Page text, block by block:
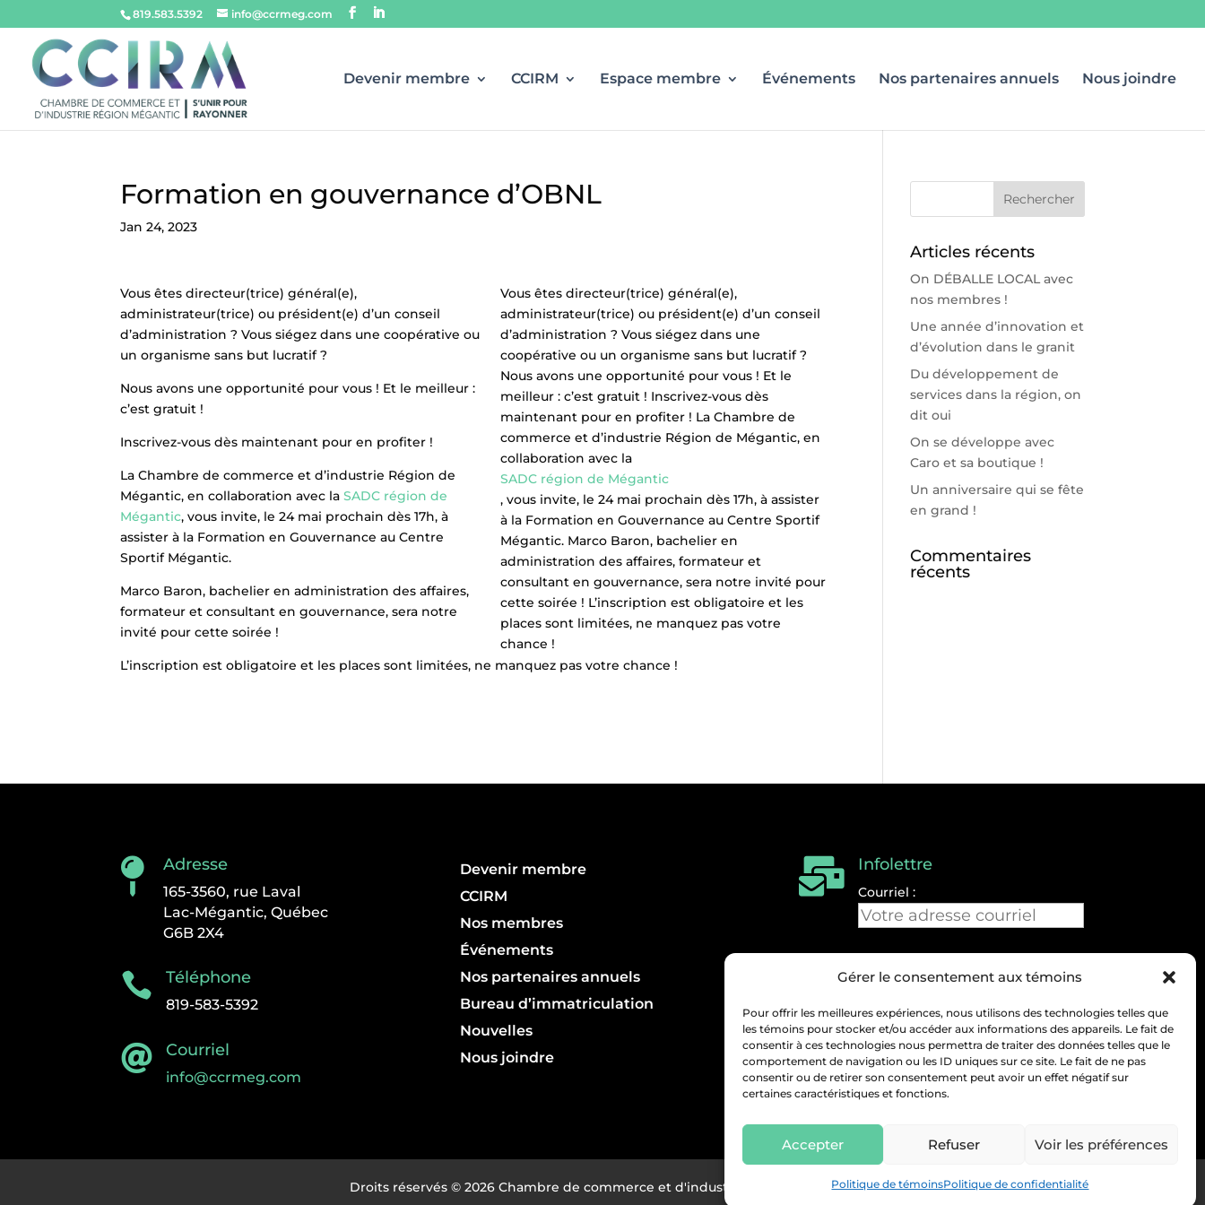
Gérer le consentement aux témoins
Pour offrir les meilleures expériences, nous utilisons des technologies telles que
les témoins pour stocker et/ou accéder aux informations des appareils. Le fait de
consentir à ces technologies nous permettra de traiter des données telles que le
comportement de navigation ou les ID uniques sur ce site. Le fait de ne pas
consentir ou de retirer son consentement peut avoir un effet négatif sur
certaines caractéristiques et fonctions.
Accepter Refuser Voir les préférences
Politique de témoinsPolitique de confidentialité
819.583.5392 info@ccrmeg.com
Devenir membre CCIRM Espace membre Événements Nos partenaires annuels Nous joindre
Formation en gouvernance d’OBNL
Jan 24, 2023
Vous êtes directeur(trice) général(e),
administrateur(trice) ou président(e) d’un conseil
d’administration ? Vous siégez dans une
coopérative ou un organisme sans but lucratif ?
Nous avons une opportunité pour vous ! Et le
meilleur : c’est gratuit ! Inscrivez-vous dès
maintenant pour en profiter ! La Chambre de
commerce et d’industrie Région de Mégantic, en
collaboration avec la
SADC région de Mégantic
, vous invite, le 24 mai prochain dès 17h, à assister
à la Formation en Gouvernance au Centre Sportif
Mégantic. Marco Baron, bachelier en
administration des affaires, formateur et
consultant en gouvernance, sera notre invité pour
cette soirée ! L’inscription est obligatoire et les
places sont limitées, ne manquez pas votre
chance !
Vous êtes directeur(trice) général(e),
administrateur(trice) ou président(e) d’un conseil
d’administration ? Vous siégez dans une coopérative ou
un organisme sans but lucratif ?
Nous avons une opportunité pour vous ! Et le meilleur :
c’est gratuit !
Inscrivez-vous dès maintenant pour en profiter !
La Chambre de commerce et d’industrie Région de
Mégantic, en collaboration avec laSADC région de
Mégantic, vous invite, le 24 mai prochain dès 17h, à
assister à la Formation en Gouvernance au Centre
Sportif Mégantic.
Marco Baron, bachelier en administration des affaires,
formateur et consultant en gouvernance, sera notre
invité pour cette soirée !
L’inscription est obligatoire et les places sont limitées, ne manquez pas votre chance !
Articles récents
On DÉBALLE LOCAL avec
nos membres !
Une année d’innovation et
d’évolution dans le granit
Du développement de
services dans la région, on
dit oui
On se développe avec
Caro et sa boutique !
Un anniversaire qui se fête
en grand !
Commentaires
récents
 Adresse
165-3560, rue Laval
Lac-Mégantic, Québec
G6B 2X4
 Téléphone
819-583-5392
 Courriel
info@ccrmeg.com
Devenir membre
CCIRM
Nos membres
Événements
Nos partenaires annuels
Bureau d’immatriculation
Nouvelles
Nous joindre
 Infolettre
Courriel :
Droits réservés © 2026 Chambre de commerce et d'industrie région Mégantic